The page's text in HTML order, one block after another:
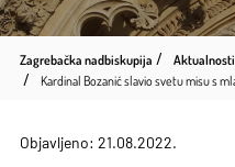
Zagrebačka nadbiskupija
Aktualnosti
Kardinal Bozanić slavio svetu misu s
Objavljeno: 21.08.2022.